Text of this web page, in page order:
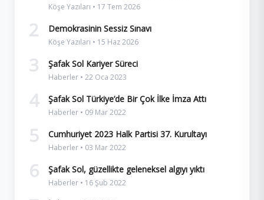
Köşe Yazıları • 17 Tem 2026
2 Demokrasinin Sessiz Sınavı
Köşe Yazıları • 15 Haz 2026
3 Şafak Sol Kariyer Süreci
Haberler • 22 Oca 2023
4 Şafak Sol Türkiye’de Bir Çok İlke İmza Attı
Haberler • 09 Mar 2022
5 Cumhuriyet 2023 Halk Partisi 37. Kurultayı
Haberler • 03 Mar 2022
6 Şafak Sol, güzellikte geleneksel algıyı yıktı
Haberler • 16 Şub 2022